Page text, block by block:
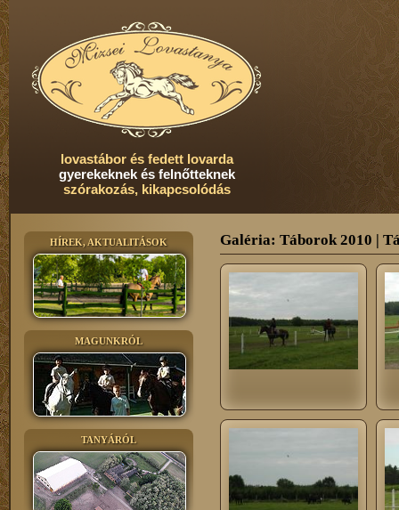
lovastábor és fedett lovarda
gyerekeknek és felnőtteknek
szórakozás, kikapcsolódás
HÍREK, AKTUALITÁSOK
MAGUNKRÓL
TANYÁRÓL
Galéria: Táborok 2010 |